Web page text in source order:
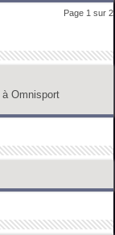
Page 1 sur 2
à Omnisport